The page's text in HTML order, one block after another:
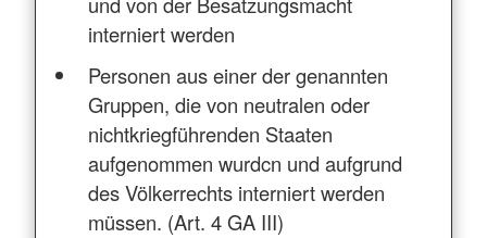
interniert werden
Personen aus einer der genannten
Gruppen, die von neutralen oder
nichtkriegführenden Staaten
aufgenommen wurdcn und aufgrund
des Völkerrechts interniert werden
müssen. (Art. 4 GA III)